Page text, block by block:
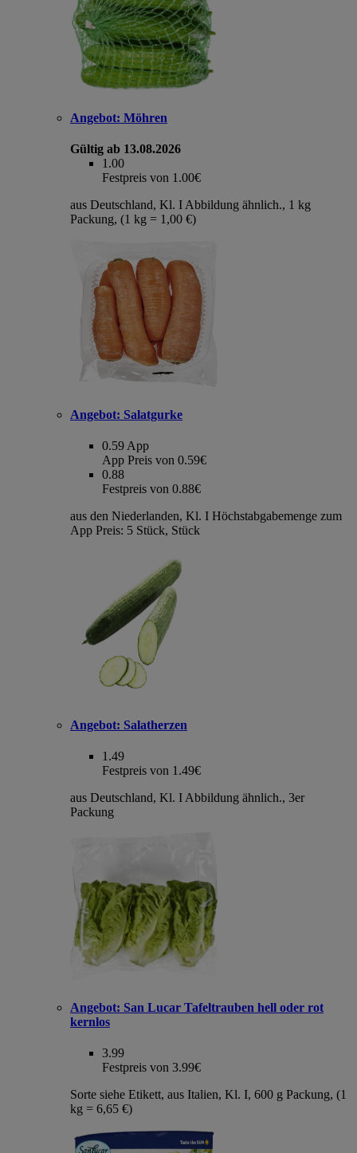
Angebot: Möhren
Gültig ab 13.08.2026
1.00
Festpreis von 1.00€
aus Deutschland, Kl. I Abbildung ähnlich., 1 kg
Packung, (1 kg = 1,00 €)
Angebot: Salatgurke
0.59 App
App Preis von 0.59€
0.88
Festpreis von 0.88€
aus den Niederlanden, Kl. I Höchstabgabemenge zum
App Preis: 5 Stück, Stück
Angebot: Salatherzen
1.49
Festpreis von 1.49€
aus Deutschland, Kl. I Abbildung ähnlich., 3er
Packung
Angebot: San Lucar Tafeltrauben hell oder rot
kernlos
3.99
Festpreis von 3.99€
Sorte siehe Etikett, aus Italien, Kl. I, 600 g Packung, (1
kg = 6,65 €)